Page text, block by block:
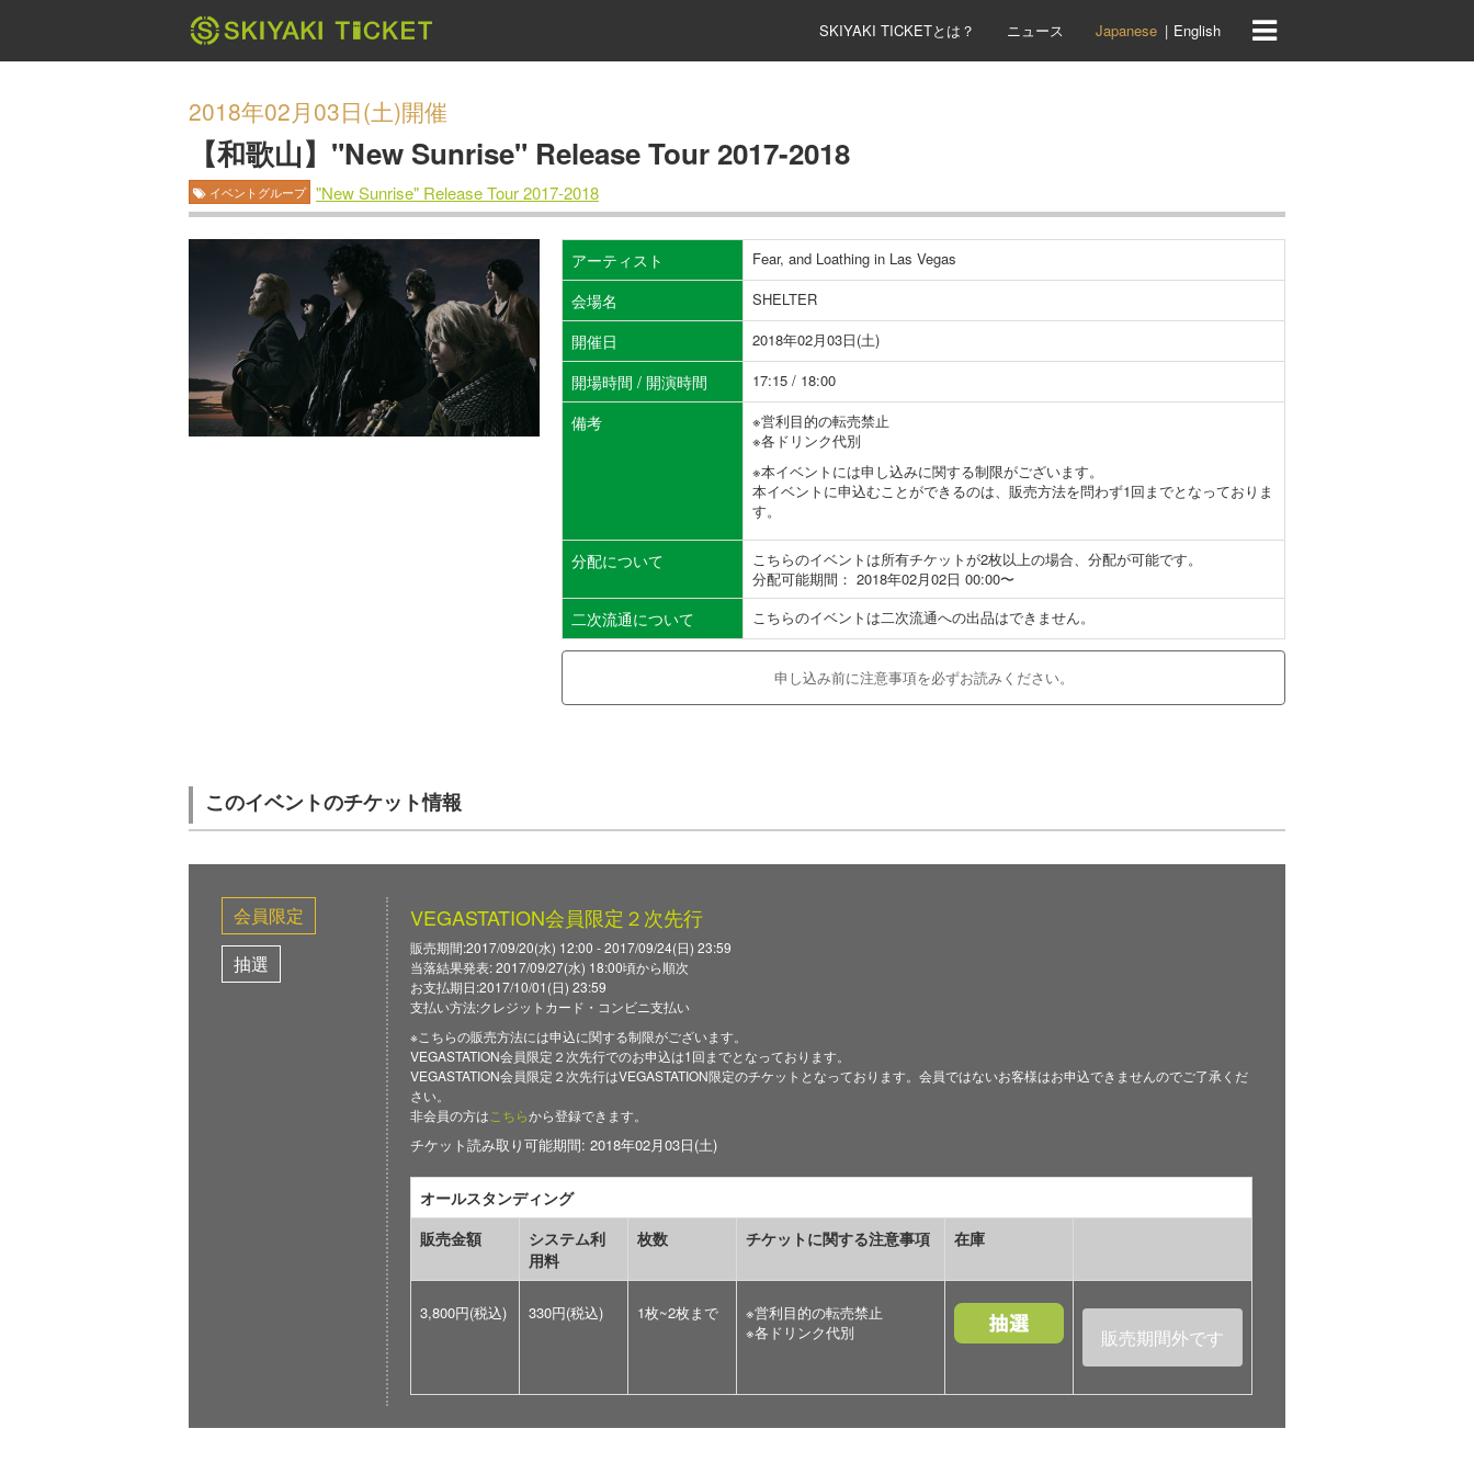
SKIYAKI TICKETとは？ ニュース Japanese English
2018年02月03日(土)開催
【和歌山】"New Sunrise" Release Tour 2017-2018
イベントグループ "New Sunrise" Release Tour 2017-2018
アーティスト Fear, and Loathing in Las Vegas
会場名 SHELTER
開催日 2018年02月03日(土)
開場時間 / 開演時間 17:15 / 18:00
備考
※営利目的の転売禁止
※各ドリンク代別
※本イベントには申し込みに関する制限がございます。
本イベントに申込むことができるのは、販売方法を問わず1回までとなっておりま
す。
分配について
こちらのイベントは所有チケットが2枚以上の場合、分配が可能です。
分配可能期間： 2018年02月02日 00:00〜
二次流通について こちらのイベントは二次流通への出品はできません。
申し込み前に注意事項を必ずお読みください。
このイベントのチケット情報
会員限定
抽選
VEGASTATION会員限定２次先行
販売期間:2017/09/20(水) 12:00 - 2017/09/24(日) 23:59
当落結果発表: 2017/09/27(水) 18:00頃から順次
お支払期日:2017/10/01(日) 23:59
支払い方法:クレジットカード・コンビニ支払い
※こちらの販売方法には申込に関する制限がございます。
VEGASTATION会員限定２次先行でのお申込は1回までとなっております。
VEGASTATION会員限定２次先行はVEGASTATION限定のチケットとなっております。会員ではないお客様はお申込できませんのでご了承くだ
さい。
非会員の方は こちらから登録できます。
チケット読み取り可能期間: 2018年02月03日(土)
オールスタンディング
販売金額
システム利
用料
枚数 チケットに関する注意事項 在庫
3,800円(税込) 330円(税込) 1枚~2枚まで
※営利目的の転売禁止
※各ドリンク代別
販売期間外です